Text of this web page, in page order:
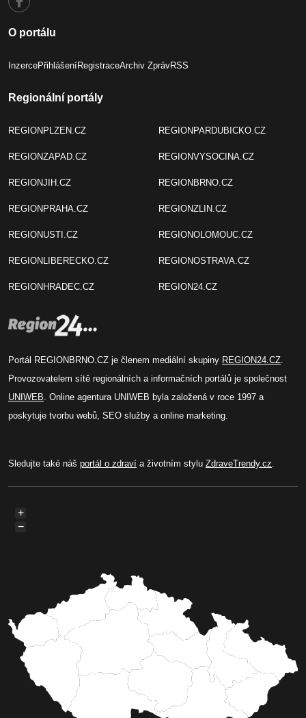
O portálu
InzercePřihlášeníRegistraceArchiv ZprávRSS
Regionální portály
REGIONPLZEN.CZ
REGIONZAPAD.CZ
REGIONJIH.CZ
REGIONPRAHA.CZ
REGIONUSTI.CZ
REGIONLIBERECKO.CZ
REGIONHRADEC.CZ
REGIONPARDUBICKO.CZ
REGIONVYSOCINA.CZ
REGIONBRNO.CZ
REGIONZLIN.CZ
REGIONOLOMOUC.CZ
REGIONOSTRAVA.CZ
REGION24.CZ
Portál REGIONBRNO.CZ je členem mediální skupiny REGION24.CZ.
Provozovatelem sítě regionálních a informačních portálů je společnost
UNIWEB. Online agentura UNIWEB byla založená v roce 1997 a
poskytuje tvorbu webů, SEO služby a online marketing.
Sledujte také náš portál o zdraví a životním stylu ZdraveTrendy.cz.
+
−